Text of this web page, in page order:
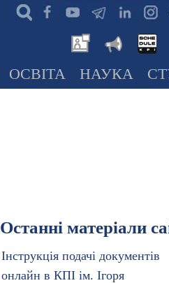
ОСВІТА НАУКА
Останні матеріали
Інструкція подачі документів
онлайн в КПІ ім. Ігоря